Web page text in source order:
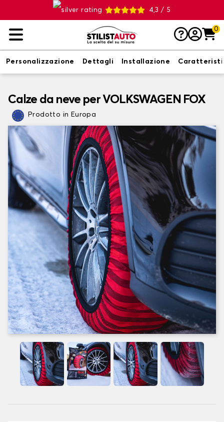
4,3 / 5
0
Personalizzazione Dettagli Installazione
Calze da neve per VOLKSWAGEN FOX
Prodotto in Europa